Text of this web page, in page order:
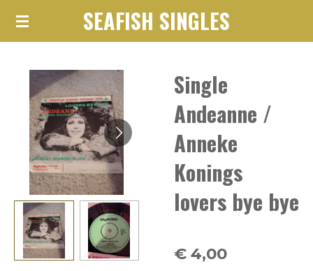
Ga
hoofdinhoud
SEAFISH SINGLES
Single
Andeanne /
Anneke
Konings
lovers bye bye
€ 4,00